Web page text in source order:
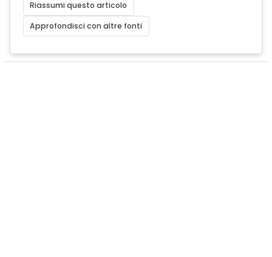
Riassumi questo articolo
Approfondisci con altre fonti